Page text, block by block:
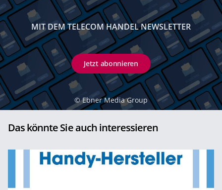
MIT DEM TELECOM HANDEL NEWSLETTER
Jetzt abonnieren
© Ebner Media Group
Das könnte Sie auch interessieren